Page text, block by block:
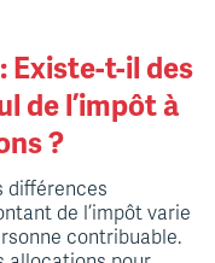
Existe-t-il des
de l’impôt à
?
différences
de l’impôt varie
contribuable.